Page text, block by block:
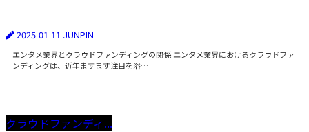
2025-01-11 JUNPIN
エンタメ業界とクラウドファンディングの関係 エンタメ業界におけるクラウドファ
ンディングは、近年ますます注目を浴…
クラウドファンディ...